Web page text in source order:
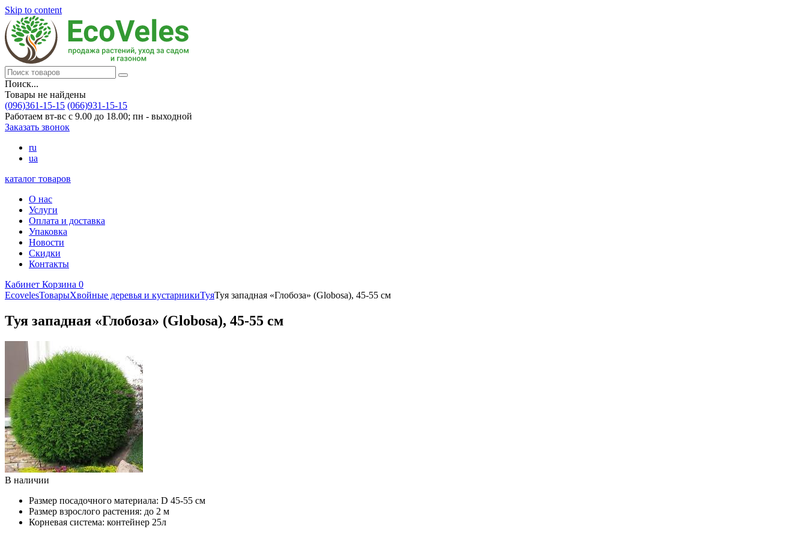
Skip to content
Поиск...
Товары не найдены
(096)361-15-15 (066)931-15-15
Работаем вт-вс с 9.00 до 18.00; пн - выходной
Заказать звонок
ru
ua
каталог товаров
О нас
Услуги
Оплата и доставка
Упаковка
Новости
Скидки
Контакты
Кабинет Корзина 0
EcovelesТоварыХвойные деревья и кустарникиТуяТуя западная «Глобоза» (Globosa), 45-55 см
Туя западная «Глобоза» (Globosa), 45-55 см
В наличии
Размер посадочного материала: D 45-55 см
Размер взрослого растения: до 2 м
Корневая система: контейнер 25л